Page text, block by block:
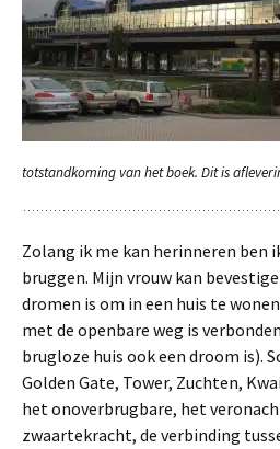
totstandkoming van het boek. Dit is
Zolang ik me kan herinneren ben
bruggen. Mijn vrouw kan
dromen is om in een huis te
met de openbare weg is
brugloze huis ook een droom is).
Golden Gate, Tower, Zuchten,
het onoverbrugbare, het
zwaartekracht, de verbinding